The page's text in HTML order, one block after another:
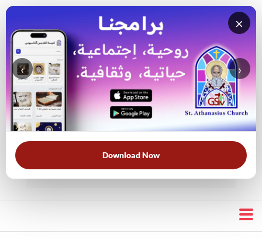
×
‹ ›
Download Now
قناة الراعي الصالح
بحث في
الويبسايت
بحث في الكتاب